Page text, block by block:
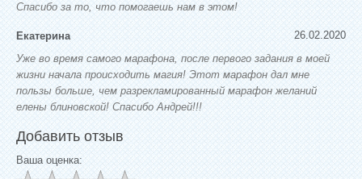
Спасибо за то, что помогаешь нам в этом!
26.02.2020
Екатерина
Уже во время самого марафона, после первого задания в моей
жизни начала происходить магия! Этот марафон дал мне
пользы больше, чем разрекламированный марафон желаний
елены блиновской! Спасибо Андрей!!!
Добавить отзыв
Ваша оценка: